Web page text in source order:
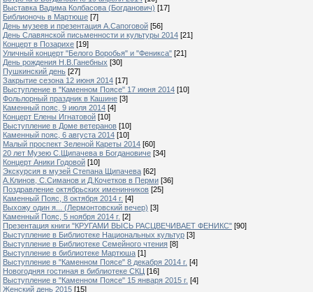
Выставка Вадима Колбасова (Богданович) [17]
Библионочь в Мартюше [7]
День музеев и презентация А.Сапоговой [56]
День Славянской письменности и культуры 2014 [21]
Концерт в Позарихе [19]
Уличный концерт "Белого Воробья" и "Феникса" [21]
День рождения Н.В.Ганебных [30]
Пушкинский день [27]
Закрытие сезона 12 июня 2014 [17]
Выступление в "Каменном Поясе" 17 июня 2014 [10]
Фольлорный праздник в Кашине [3]
Каменный пояс, 9 июля 2014 [4]
Концерт Елены Игнатовой [10]
Выступление в Доме ветеранов [10]
Каменный пояс, 6 августа 2014 [10]
Малый проспект Зеленой Кареты 2014 [60]
20 лет Музею С.Щипачева в Богдановиче [34]
Концерт Аники Годовой [10]
Экскурсия в музей Степана Щипачева [62]
А.Клинов, С.Симанов и Д.Кочетков в Перми [36]
Поздравление октябрьских именинников [25]
Каменный Пояс, 8 октября 2014 г. [4]
Выхожу один я... (Лермонтовский вечер) [3]
Каменный Пояс, 5 ноября 2014 г. [2]
Презентация книги "КРУГАМИ ВЫСЬ РАСЦВЕЧИВАЕТ ФЕНИКС" [90]
Выступление в Библиотеке Национальных культур [3]
Выступление в Библиотеке Семейного чтения [8]
Выступление в библиотеке Мартюша [1]
Выступление в "Каменном Поясе" 8 декабря 2014 г. [4]
Новогодняя гостиная в библиотеке СКЦ [16]
Выступление в "Каменном Поясе" 15 января 2015 г. [4]
Женский день 2015 [15]